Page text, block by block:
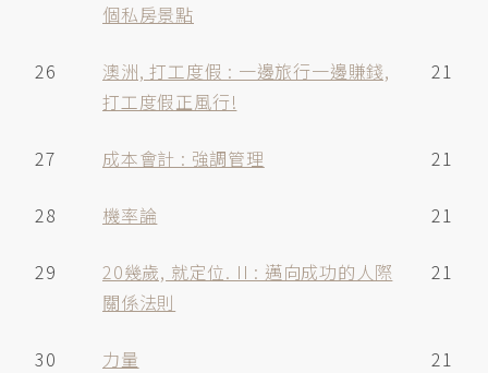
個私房景點
26
澳洲, 打工度假 : 一邊旅行一邊賺錢,
打工度假正風行!
21
27 成本會計 : 強調管理 21
28 機率論 21
29
20幾歲, 就定位. II : 邁向成功的人際
關係法則
21
30 力量 21